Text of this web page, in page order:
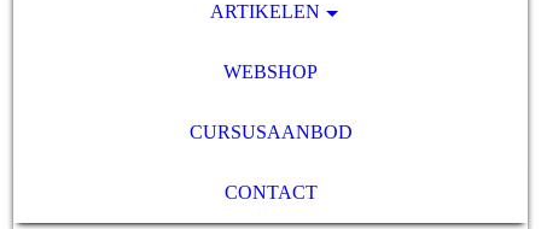
ARTIKELEN
WEBSHOP
CURSUSAANBOD
CONTACT